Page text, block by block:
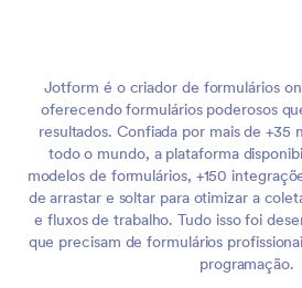
Jotform é o criador de formulários
oferecendo formulários poderosos
resultados. Confiada por mais de +35
todo o mundo, a plataforma
modelos de formulários, +150
de arrastar e soltar para otimizar a
e fluxos de trabalho. Tudo isso foi
que precisam de formulários
programação.